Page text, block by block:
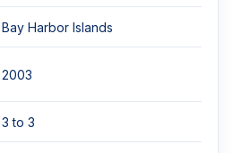
Bay Harbor Islands
2003
3 to 3